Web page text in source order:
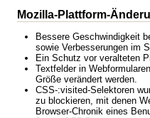
Mozilla-Plattform-
Bessere Geschwindigkeit
sowie Verbesserungen im
Ein Schutz vor veralteten
Textfelder in
Größe verändert werden.
CSS-:visited-Selektoren
zu blockieren, mit denen
Browser-Chronik eines